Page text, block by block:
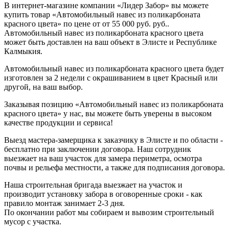
В интернет-магазине компании «Лидер Забор» вы можете
купить товар «Автомобильный навес из поликарбоната
красного цвета» по цене от от 55 000 руб. руб..
Автомобильный навес из поликарбоната красного цвета
может быть доставлен на ваш объект в Элисте и Республике
Калмыкия.
Автомобильный навес из поликарбоната красного цвета будет
изготовлен за 2 недели с окрашиванием в цвет Красный или
другой, на ваш выбор.
Заказывая позицию «Автомобильный навес из поликарбоната
красного цвета» у нас, вы можете быть уверены в высоком
качестве продукции и сервиса!
Выезд мастера-замерщика к заказчику в Элисте и по области -
бесплатно при заключении договора. Наш сотрудник
выезжает на ваш участок для замера периметра, осмотра
почвы и рельефа местности, а также для подписания договора.
Наша строительная бригада выезжает на участок и
производит установку забора в оговоренные сроки - как
правило монтаж занимает 2-3 дня.
По окончании работ мы собираем и вывозим строительный
мусор с участка.